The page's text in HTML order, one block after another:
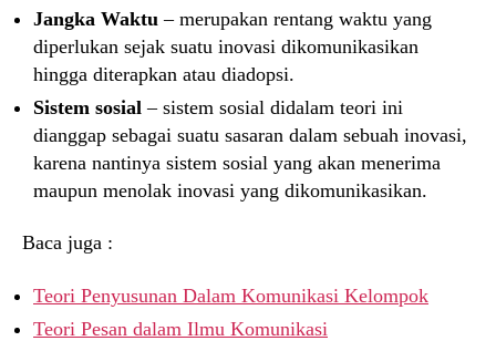
Jangka Waktu – merupakan rentang waktu yang
diperlukan sejak suatu inovasi dikomunikasikan
hingga diterapkan atau diadopsi.
Sistem sosial – sistem sosial didalam teori ini
dianggap sebagai suatu sasaran dalam sebuah inovasi,
karena nantinya sistem sosial yang akan menerima
maupun menolak inovasi yang dikomunikasikan.
Baca juga :
Teori Penyusunan Dalam Komunikasi Kelompok
Teori Pesan dalam Ilmu Komunikasi